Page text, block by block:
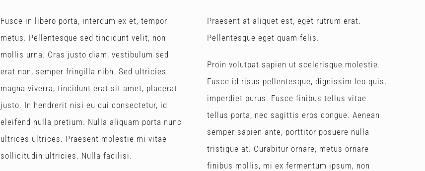
Fusce in libero porta, interdum ex et, tempor
metus. Pellentesque sed tincidunt velit, non
mollis urna. Cras justo diam, vestibulum sed
erat non, semper fringilla nibh. Sed ultricies
magna viverra, tincidunt erat sit amet, placerat
justo. In hendrerit nisi eu dui consectetur, id
eleifend nulla pretium. Nulla aliquam porta nunc
ultrices ultrices. Praesent molestie mi vitae
sollicitudin ultricies. Nulla facilisi.
Praesent at aliquet est, eget rutrum erat.
Pellentesque eget quam felis.
Proin volutpat sapien ut scelerisque molestie.
Fusce id risus pellentesque, dignissim leo quis,
imperdiet purus. Fusce finibus tellus vitae
tellus porta, nec sagittis eros congue. Aenean
semper sapien ante, porttitor posuere nulla
tristique at. Curabitur ornare, metus ornare
finibus mollis, mi ex fermentum ipsum, non